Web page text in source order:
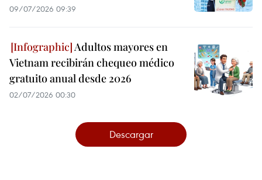
09/07/2026 09:39
Adultos mayores en
Vietnam recibirán chequeo médico
gratuito anual desde 2026
02/07/2026 00:30
Descargar